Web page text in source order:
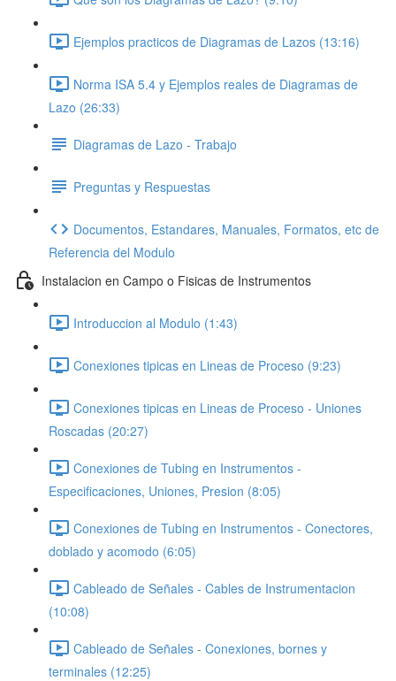
Ejemplos practicos de Diagramas de Lazos (13:16)
Norma ISA 5.4 y Ejemplos reales de Diagramas de
Lazo (26:33)
Diagramas de Lazo - Trabajo
Preguntas y Respuestas
Documentos, Estandares, Manuales, Formatos, etc de
Referencia del Modulo
Instalacion en Campo o Fisicas de Instrumentos
Introduccion al Modulo (1:43)
Conexiones tipicas en Lineas de Proceso (9:23)
Conexiones tipicas en Lineas de Proceso - Uniones
Roscadas (20:27)
Conexiones de Tubing en Instrumentos -
Especificaciones, Uniones, Presion (8:05)
Conexiones de Tubing en Instrumentos - Conectores,
doblado y acomodo (6:05)
Cableado de Señales - Cables de Instrumentacion
(10:08)
Cableado de Señales - Conexiones, bornes y
terminales (12:25)